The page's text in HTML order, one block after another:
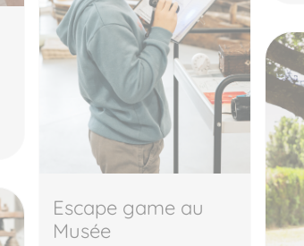
Escape game au
Musée